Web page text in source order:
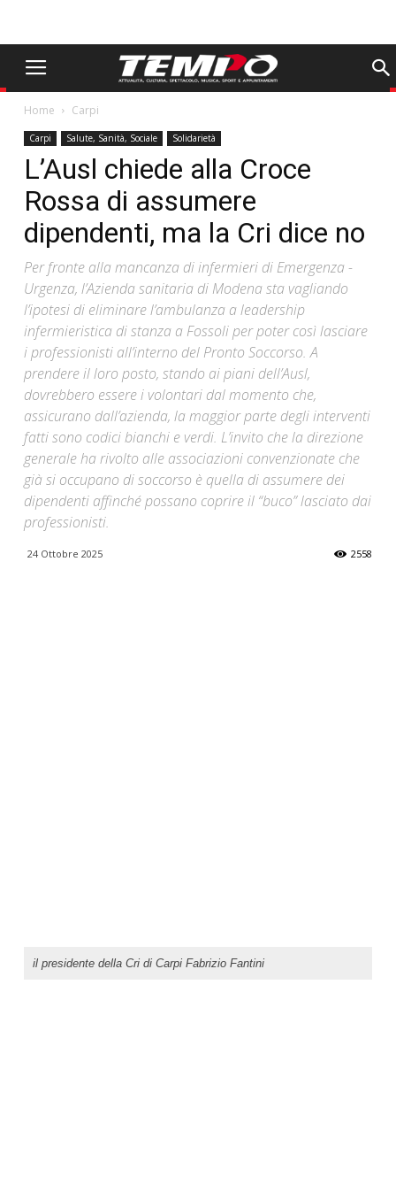
Home Carpi
Carpi Salute, Sanità, Sociale Solidarietà
L’Ausl chiede alla Croce
Rossa di assumere
dipendenti, ma la Cri dice no
Per fronte alla mancanza di infermieri di Emergenza -
Urgenza, l’Azienda sanitaria di Modena sta vagliando
l’ipotesi di eliminare l’ambulanza a leadership
infermieristica di stanza a Fossoli per poter così lasciare
i professionisti all’interno del Pronto Soccorso. A
prendere il loro posto, stando ai piani dell’Ausl,
dovrebbero essere i volontari dal momento che,
assicurano dall’azienda, la maggior parte degli interventi
fatti sono codici bianchi e verdi. L’invito che la direzione
generale ha rivolto alle associazioni convenzionate che
già si occupano di soccorso è quella di assumere dei
dipendenti affinché possano coprire il “buco” lasciato dai
professionisti.
24 Ottobre 2025 2558
il presidente della Cri di Carpi Fabrizio Fantini